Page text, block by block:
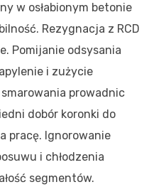
w osłabionym betonie
Rezygnacja z RCD
Pomijanie odsysania
i zużycie
prowadnic
dobór koronki do
pracę. Ignorowanie
i chłodzenia
segmentów.